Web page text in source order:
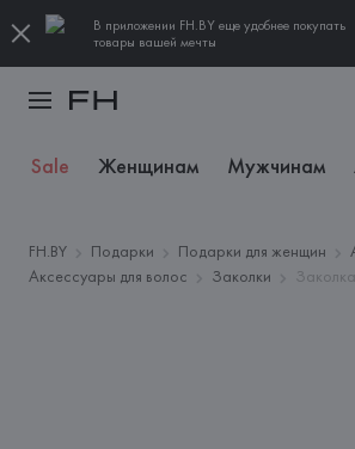
В приложении FH.BY еще удобнее покупать
товары вашей мечты
Sale Женщинам Мужчинам
FH.BY Подарки Подарки для женщин
Аксессуары для волос
Заколки